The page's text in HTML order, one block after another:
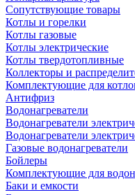
Сопутствующие товары
Котлы и горелки
Котлы газовые
Котлы электрические
Котлы твердотопливные
Коллекторы и
Комплектующие для
Антифриз
Водонагреватели
Водонагреватели
Водонагреватели
Газовые водонагреватели
Бойлеры
Комплектующие для
Баки и емкости